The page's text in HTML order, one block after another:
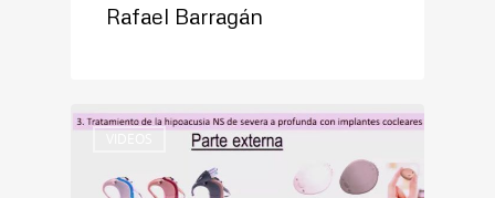
Rafael Barragán
VIDEOS